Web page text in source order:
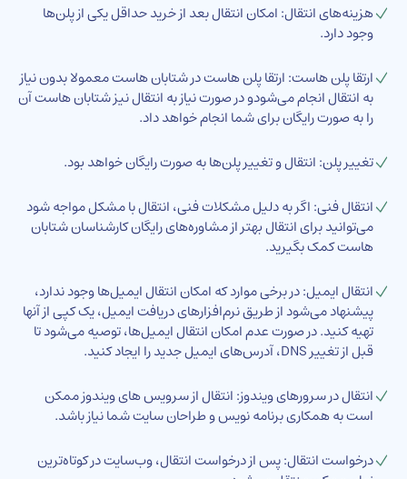
هزینه‌های انتقال: امکان انتقال بعد از خرید حداقل یکی از پلن‌ها
وجود دارد.
ارتقا پلن هاست: ارتقا پلن هاست در شتابان هاست معمولا بدون نیاز
به انتقال انجام می‌شودو در صورت نیاز به انتقال نیز شتابان هاست آن
را به صورت رایگان برای شما انجام خواهد داد.
تغییر پلن: انتقال و تغییر پلن‌ها به صورت رایگان خواهد بود.
انتقال فنی: اگر به دلیل مشکلات فنی، انتقال با مشکل مواجه شود
می‌توانید برای انتقال بهتر از مشاوره‌های رایگان کارشناسان شتابان
هاست کمک بگیرید.
انتقال ایمیل: در برخی موارد که امکان انتقال ایمیل‌ها وجود ندارد،
پیشنهاد می‌شود از طریق نرم‌افزارهای دریافت ایمیل، یک کپی از آنها
تهیه کنید. در صورت عدم امکان انتقال ایمیل‌ها، توصیه می‌شود تا
قبل از تغییر DNS، آدرس‌های ایمیل جدید را ایجاد کنید.
انتقال در سرورهای ویندوز: انتقال از سرویس‌ های ویندوز ممکن
است به همکاری برنامه نویس و طراحان سایت شما نیاز باشد.
درخواست انتقال: پس از درخواست انتقال، وب‌سایت در کوتاه‌ترین